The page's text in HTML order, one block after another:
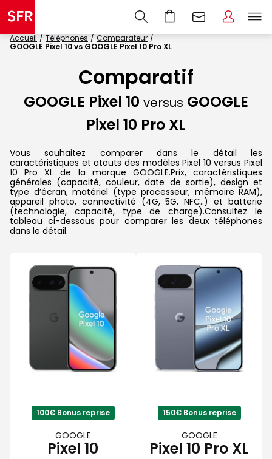
Accueil Téléphones
Comparateur
GOOGLE Pixel 10 vs GOOGLE Pixel 10 Pro XL
Comparatif
GOOGLE Pixel 10 versus GOOGLE
Pixel 10 Pro XL
Vous souhaitez comparer dans le détail les
caractéristiques et atouts des modèles Pixel 10 versus Pixel
10 Pro XL de la marque GOOGLE.Prix, caractéristiques
générales (capacité, couleur, date de sortie), design et
type d’écran, matériel (type processeur, mémoire RAM),
appareil photo, connectivité (4G, 5G, NFC..) et batterie
(technologie, capacité, type de charge).Consultez le
tableau ci-dessous pour comparer les deux téléphones
dans le détail.
100€ Bonus reprise
GOOGLE
Pixel 10
150€ Bonus reprise
GOOGLE
Pixel 10 Pro XL